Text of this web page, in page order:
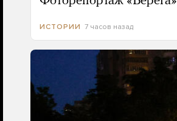
ИСТОРИИ 7 часов назад